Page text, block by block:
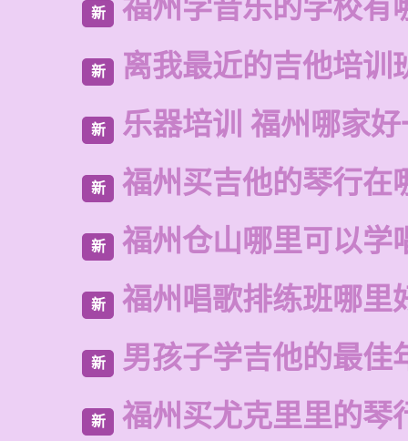
新 福州学音乐的学校有
新 离我最近的吉他培训
新 乐器培训 福州哪家
新 福州买吉他的琴行在
新 福州仓山哪里可以学
新 福州唱歌排练班哪里
新 男孩子学吉他的最佳
新 福州买尤克里里的琴